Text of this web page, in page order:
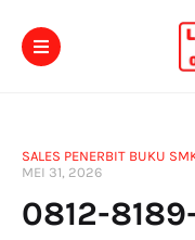
SALES PENERBIT BUKU
MEI 31, 2026
0812-